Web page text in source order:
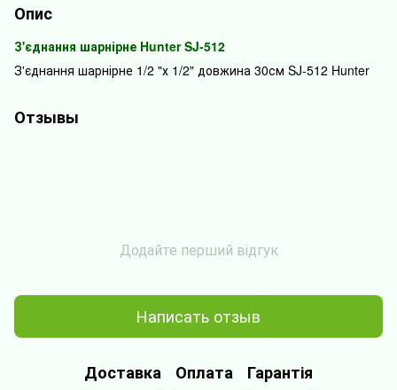
Опис
З'єднання шарнірне Hunter SJ-512
З'єднання шарнірне 1/2 "х 1/2" довжина 30см SJ-512 Hunter
Отзывы
Додайте перший відгук
Написать отзыв
Доставка Оплата Гарантія